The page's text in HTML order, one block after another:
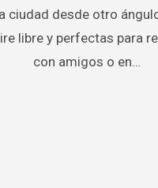
ciudad desde otro
libre y perfectas para
con amigos o en…